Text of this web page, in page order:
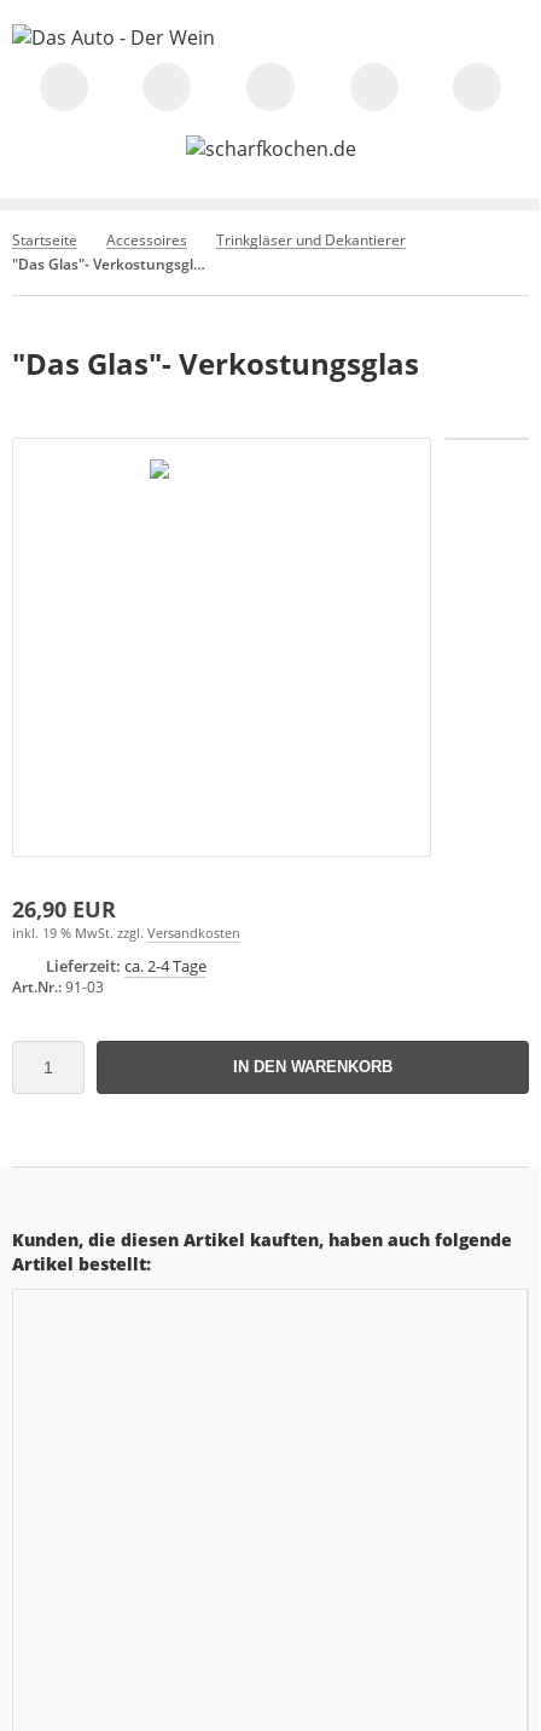
Startseite Accessoires
Trinkgläser und Dekantierer
"Das Glas"- Verkostungsglas
"Das Glas"- Verkostungsglas
26,90 EUR
inkl. 19 % MwSt. zzgl. Versandkosten
Lieferzeit: ca. 2-4 Tage
Art.Nr.:91-03
IN DEN WARENKORB
Kunden, die diesen Artikel kauften, haben auch folgende
Artikel bestellt: